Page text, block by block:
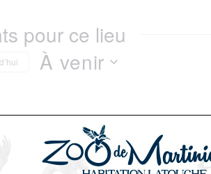
pour ce lieu
À venir
date.